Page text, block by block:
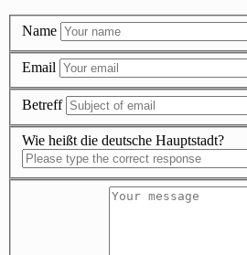
Name
Email
Betreff
Wie heißt die deutsche Hauptstadt?